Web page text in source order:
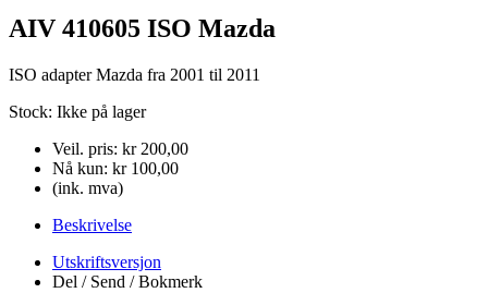
AIV 410605 ISO Mazda
ISO adapter Mazda fra 2001 til 2011
Stock: Ikke på lager
Veil. pris: kr 200,00
Nå kun: kr 100,00
(ink. mva)
Beskrivelse
Utskriftsversjon
Del / Send / Bokmerk